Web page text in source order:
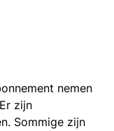
nemen
zijn
Sommige zijn